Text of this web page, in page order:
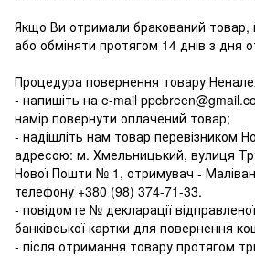
Якщо Ви отримали бракований товар,
або обміняти протягом 14 днів з дня
Процедура повернення товару
- напишіть на e-mail
намір повернути оплачений товар;
- надішліть нам товар перевізником
адресою: м. Хмельницький, вулиця
Нової Пошти № 1, отримувач -
телефону +380 (98) 374-71-33.
- повідомте № декларації
банківської картки для повернення
- після отримання товару протягом